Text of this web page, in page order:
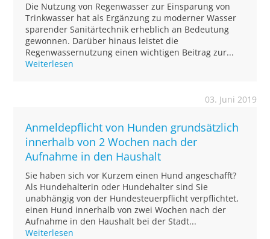
Die Nutzung von Regenwasser zur Einsparung von
Trinkwasser hat als Ergänzung zu moderner Wasser
sparender Sanitärtechnik erheblich an Bedeutung
gewonnen. Darüber hinaus leistet die
Regenwassernutzung einen wichtigen Beitrag zur...
Weiterlesen
03. Juni 2019
Anmeldepflicht von Hunden grundsätzlich
innerhalb von 2 Wochen nach der
Aufnahme in den Haushalt
Sie haben sich vor Kurzem einen Hund angeschafft?
Als Hundehalterin oder Hundehalter sind Sie
unabhängig von der Hundesteuerpflicht verpflichtet,
einen Hund innerhalb von zwei Wochen nach der
Aufnahme in den Haushalt bei der Stadt...
Weiterlesen